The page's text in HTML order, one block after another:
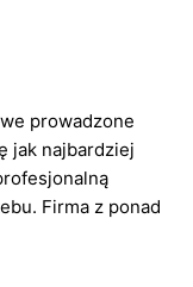
prowadzone
jak najbardziej
Firma z ponad